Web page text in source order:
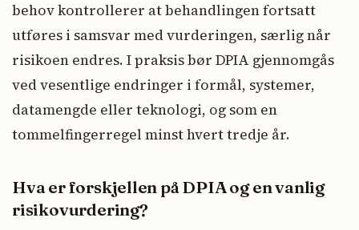
behov kontrollerer at behandlingen fortsatt
utføres i samsvar med vurderingen, særlig når
risikoen endres. I praksis bør DPIA gjennomgås
ved vesentlige endringer i formål, systemer,
datamengde eller teknologi, og som en
tommelfingerregel minst hvert tredje år.
Hva er forskjellen på DPIA og en vanlig
risikovurdering?